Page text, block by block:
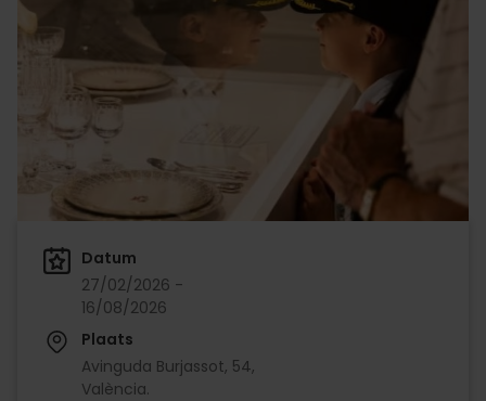
Datum
27/02/2026 -
16/08/2026
Plaats
Avinguda Burjassot, 54,
València.